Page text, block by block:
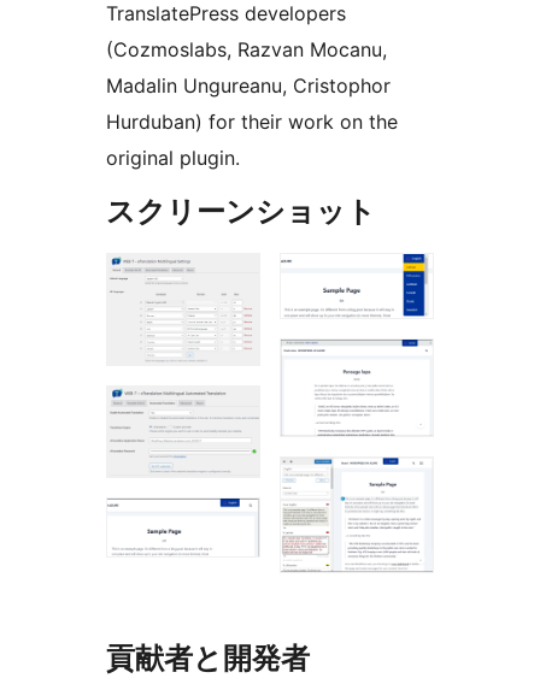
TranslatePress developers
(Cozmoslabs, Razvan Mocanu,
Madalin Ungureanu, Cristophor
Hurduban) for their work on the
original plugin.
スクリーンショット
貢献者と開発者